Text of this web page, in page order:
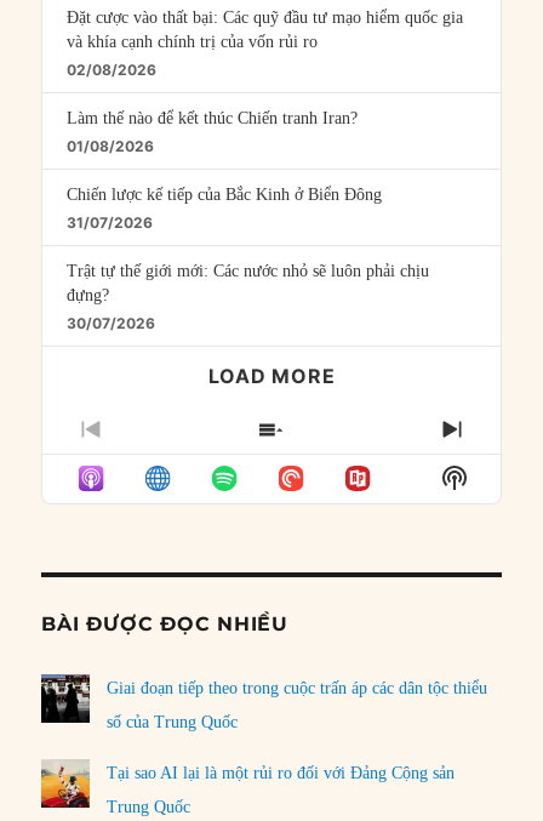
Đặt cược vào thất bại: Các quỹ đầu tư mạo hiểm quốc gia
và khía cạnh chính trị của vốn rủi ro
02/08/2026
Làm thế nào để kết thúc Chiến tranh Iran?
01/08/2026
Chiến lược kế tiếp của Bắc Kinh ở Biển Đông
31/07/2026
Trật tự thế giới mới: Các nước nhỏ sẽ luôn phải chịu
đựng?
30/07/2026
LOAD MORE
PREVIOUS
EPISODE
SHOW
EPISODES
LIST
NEXT
Show
Podcast
BÀI ĐƯỢC ĐỌC NHIỀU
Giai đoạn tiếp theo trong cuộc trấn áp các dân tộc thiểu
số của Trung Quốc
Tại sao AI lại là một rủi ro đối với Đảng Cộng sản
Trung Quốc